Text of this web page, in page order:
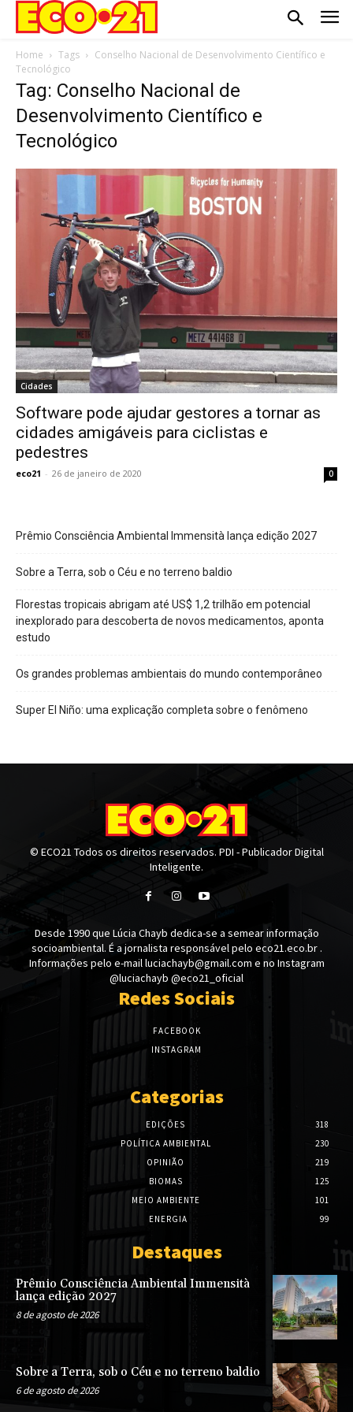
Home Tags
Conselho Nacional de Desenvolvimento Científico e
Tecnológico
Tag: Conselho Nacional de
Desenvolvimento Científico e
Tecnológico
Cidades
Software pode ajudar gestores a tornar as
cidades amigáveis para ciclistas e
pedestres
eco21 - 26 de janeiro de 2020 0
Prêmio Consciência Ambiental Immensità lança edição 2027
Sobre a Terra, sob o Céu e no terreno baldio
Florestas tropicais abrigam até US$ 1,2 trilhão em potencial
inexplorado para descoberta de novos medicamentos, aponta
estudo
Os grandes problemas ambientais do mundo contemporâneo
Super El Niño: uma explicação completa sobre o fenômeno
© ECO21 Todos os direitos reservados. PDI - Publicador Digital
Inteligente.
Desde 1990 que Lúcia Chayb dedica-se a semear informação
socioambiental. É a jornalista responsável pelo eco21.eco.br .
Informações pelo e-mail luciachayb@gmail.com e no Instagram
@luciachayb @eco21_oficial
Redes Sociais
FACEBOOK
INSTAGRAM
Categorias
EDIÇÕES
318
POLÍTICA AMBIENTAL
230
OPINIÃO
219
BIOMAS
125
MEIO AMBIENTE
101
ENERGIA
99
Destaques
Prêmio Consciência Ambiental Immensità
lança edição 2027
8 de agosto de 2026
Sobre a Terra, sob o Céu e no terreno baldio
6 de agosto de 2026